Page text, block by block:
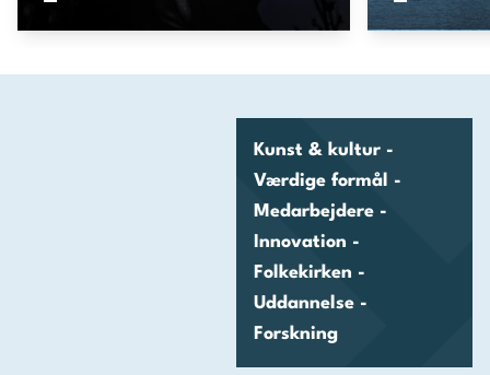
Kunst & kultur -
Værdige formål -
Medarbejdere -
Innovation -
Folkekirken -
Uddannelse -
Forskning